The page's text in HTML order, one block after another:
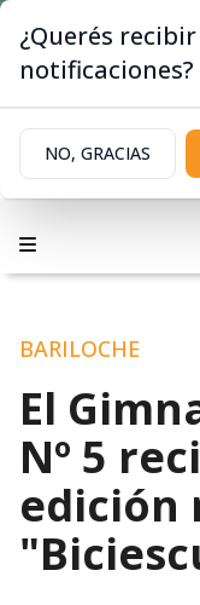
BARILOCHE
El
Nº 5
edición
¿Querés
notificaciones?
NO, GRACIAS